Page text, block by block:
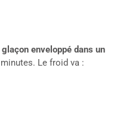
enveloppé dans un
Le froid va :